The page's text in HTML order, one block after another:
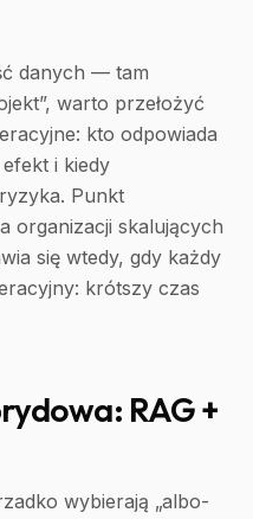
danych — tam
warto przełożyć
kto odpowiada
i kiedy
Punkt
organizacji skalujących
się wtedy, gdy każdy
krótszy czas
RAG +
wybierają „albo-